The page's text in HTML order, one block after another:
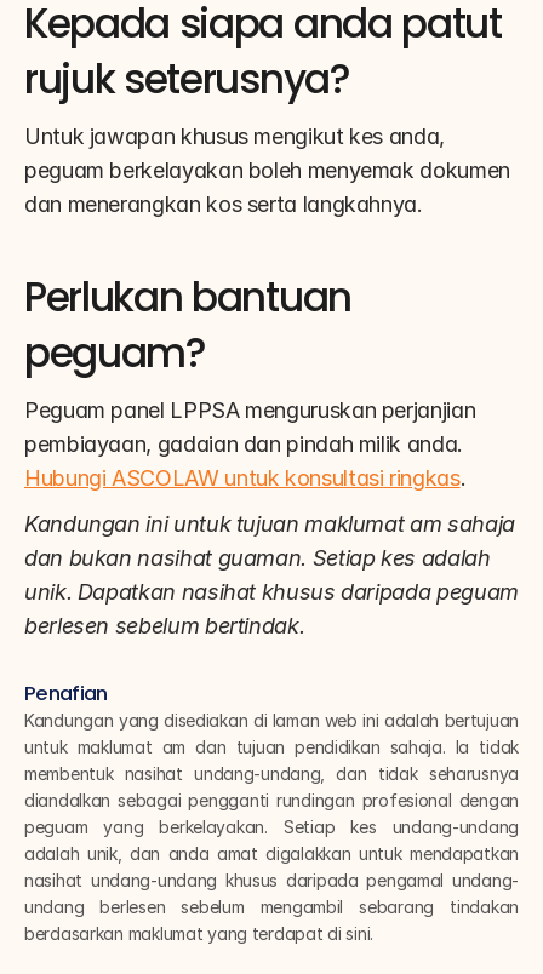
Kepada siapa anda patut
rujuk seterusnya?
Untuk jawapan khusus mengikut kes anda,
peguam berkelayakan boleh menyemak dokumen
dan menerangkan kos serta langkahnya.
Perlukan bantuan
peguam?
Peguam panel LPPSA menguruskan perjanjian
Hubungi ASCOLAW untuk konsultasi ringkas.
Kandungan ini untuk tujuan maklumat am sahaja
dan bukan nasihat guaman. Setiap kes adalah
unik. Dapatkan nasihat khusus daripada peguam
berlesen sebelum bertindak.
Penafian
Kandungan yang disediakan di laman web ini adalah bertujuan
untuk maklumat am dan tujuan pendidikan sahaja. Ia tidak
membentuk nasihat undang-undang, dan tidak seharusnya
diandalkan sebagai pengganti rundingan profesional dengan
peguam yang berkelayakan. Setiap kes undang-undang
adalah unik, dan anda amat digalakkan untuk mendapatkan
nasihat undang-undang khusus daripada pengamal undang-
undang berlesen sebelum mengambil sebarang tindakan
berdasarkan maklumat yang terdapat di sini.